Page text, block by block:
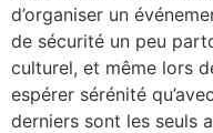
d’organiser un
de sécurité un peu
culturel, et même lors
espérer sérénité
derniers sont les seuls